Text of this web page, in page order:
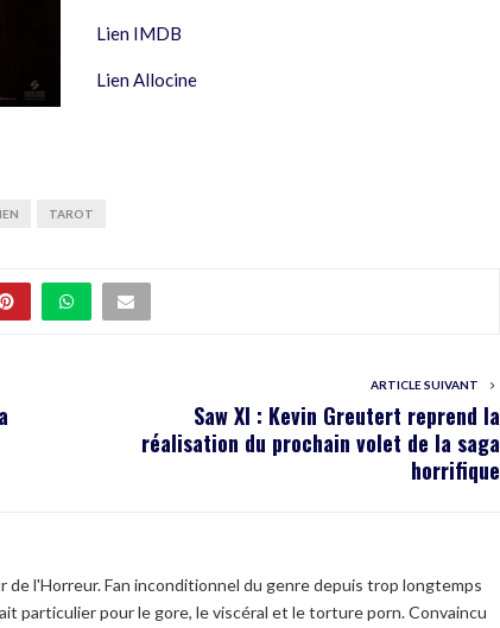
Lien IMDB
Lien Allocine
TAROT
ARTICLE SUIVANT
Saw XI : Kevin Greutert reprend la
réalisation du prochain volet de la saga
horrifique
de l'Horreur. Fan inconditionnel du genre depuis trop longtemps
particulier pour le gore, le viscéral et le torture porn. Convaincu